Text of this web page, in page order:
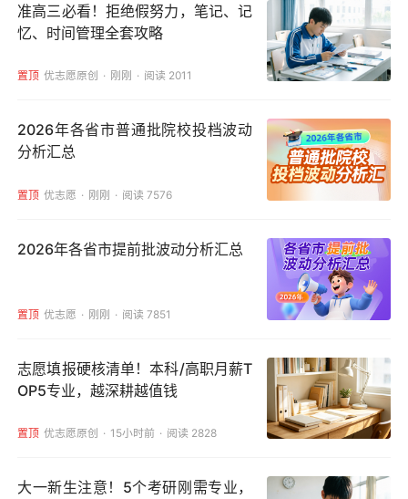
准高三必看！拒绝假努力，笔记、记
忆、时间管理全套攻略
置顶 优志愿原创 刚刚 阅读 2011
2026年各省市普通批院校投档波动
分析汇总
置顶 优志愿 刚刚 阅读 7576
2026年各省市提前批波动分析汇总
置顶 优志愿 刚刚 阅读 7851
志愿填报硬核清单！本科/高职月薪T
OP5专业，越深耕越值钱
置顶 优志愿原创 15小时前 阅读 2828
大一新生注意！5个考研刚需专业，